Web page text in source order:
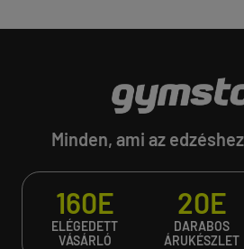
Minden, ami az
160E
ELÉGEDETT
VÁSÁRLÓ
20E
DARABOS
ÁRUKÉSZLET